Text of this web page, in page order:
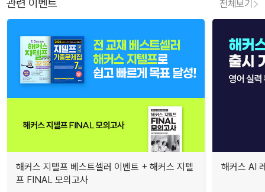
관련 이벤트 전체보기
해커스 지텔프 베스트셀러 이벤트 + 해커스 지텔
프 FINAL 모의고사
해커스 AI